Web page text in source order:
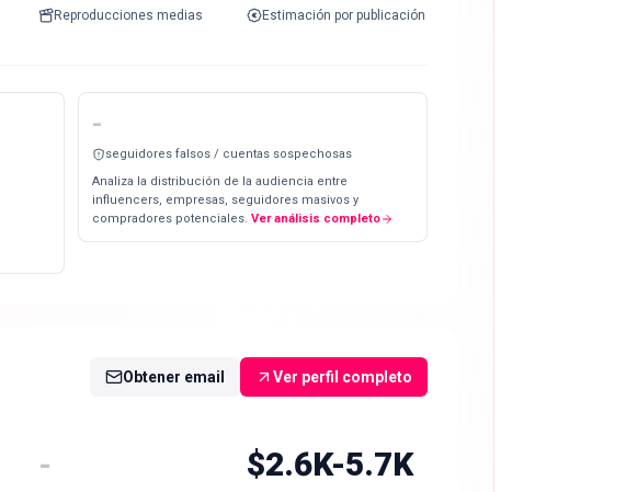
Reproducciones medias Estimación por publicación
-
seguidores falsos / cuentas sospechosas
Analiza la distribución de la audiencia entre
influencers, empresas, seguidores masivos y
compradores potenciales. Ver análisis completo
Obtener email Ver perfil completo
- $2.6K-5.7K